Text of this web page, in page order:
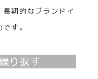
期的なブランドイ
す。
り返す